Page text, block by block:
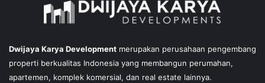
Dwijaya Karya Development merupakan perusahaan pengembang
properti berkualitas Indonesia yang membangun perumahan,
apartemen, komplek komersial, dan real estate lainnya.